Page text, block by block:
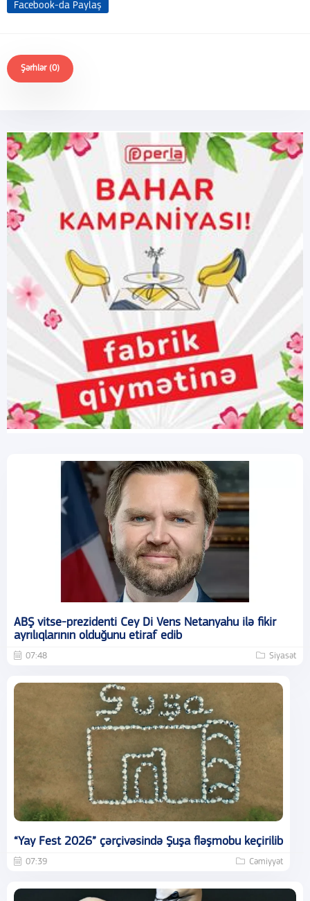
Facebook-da Paylaş
Şərhlər (0)
ABŞ vitse-prezidenti Cey Di Vens Netanyahu ilə fikir
ayrılıqlarının olduğunu etiraf edib
07:48 Siyasət
“Yay Fest 2026” çərçivəsində Şuşa fləşmobu keçirilib
07:39 Cəmiyyət